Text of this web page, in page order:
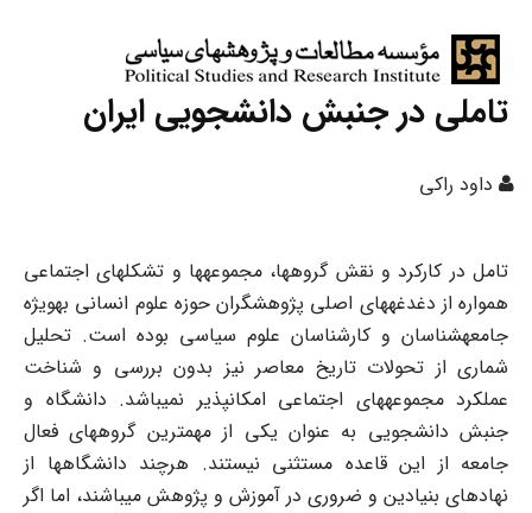
تاملی در جنبش دانشجویی ایران
داود راکی
تامل در کارکرد و نقش گروه‏ها، مجموعه‏ها و تشکلهای اجتماعی
همواره از دغدغه‏های اصلی پژوهشگران حوزه علوم انسانی به‏ویژه
جامعه‎شناسان و کارشناسان علوم سیاسی بوده است. تحلیل
شماری از تحولات تاریخ معاصر نیز بدون بررسی و شناخت
عملکرد مجموعه‏های اجتماعی امکان‏پذیر نمی‏باشد. دانشگاه و
جنبش دانشجویی به عنوان یکی از مهم‏ترین گروه‏های فعال
جامعه از این قاعده مستثنی نیستند. هرچند دانشگاه‏ها از
نهادهای بنیادین و ضروری در آموزش و پژوهش می‏باشند، اما اگر